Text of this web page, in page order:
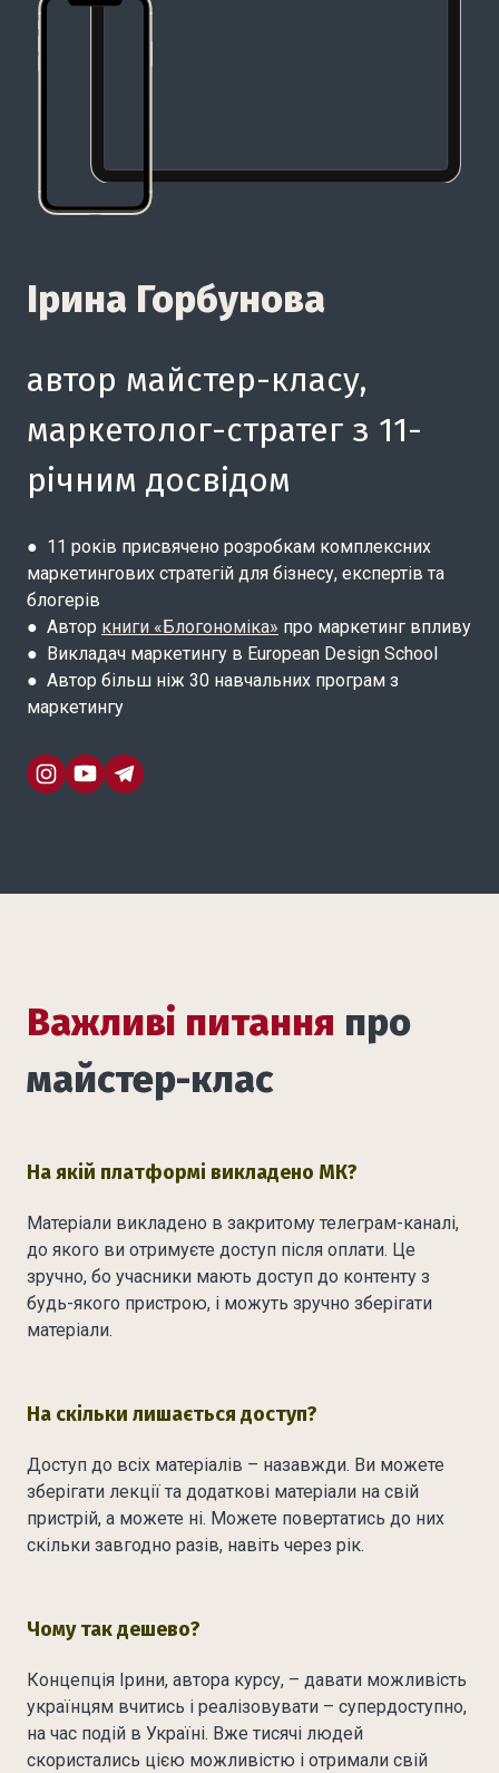
Ірина Горбунова
автор майстер-класу,
маркетолог-стратег з 11-
річним досвідом
● 11 років присвячено розробкам комплексних
маркетингових стратегій для бізнесу, експертів та
блогерів
● Автор книги «Блогономіка» про маркетинг впливу
● Викладач маркетингу в European Design School
● Автор більш ніж 30 навчальних програм з
маркетингу
Важливі питання про
майстер-клас
На якій платформі викладено МК?
Матеріали викладено в закритому телеграм-каналі,
до якого ви отримуєте доступ після оплати. Це
зручно, бо учасники мають доступ до контенту з
будь-якого пристрою, і можуть зручно зберігати
матеріали.
На скільки лишається доступ?
Доступ до всіх матеріалів – назавжди. Ви можете
зберігати лекції та додаткові матеріали на свій
пристрій, а можете ні. Можете повертатись до них
скільки завгодно разів, навіть через рік.
Чому так дешево?
Концепція Ірини, автора курсу, – давати можливість
українцям вчитись і реалізовувати – супердоступно,
на час подій в Україні. Вже тисячі людей
скористались цією можливістю і отримали свій